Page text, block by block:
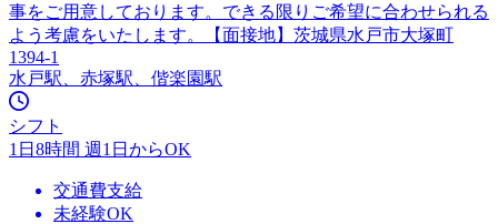
事をご用意しております。できる限りご希望に合わせられる
よう考慮をいたします。【面接地】茨城県水戸市大塚町
1394-1
水戸駅、赤塚駅、偕楽園駅
シフト
1日8時間 週1日からOK
交通費支給
未経験OK